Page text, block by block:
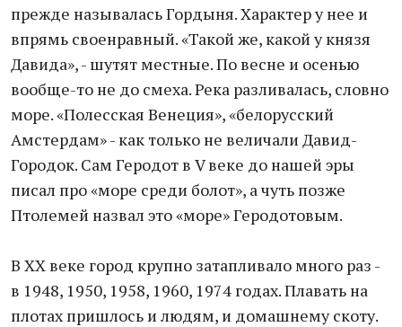
прежде называлась Гордыня. Характер у нее и
впрямь своенравный. «Такой же, какой у князя
Давида», - шутят местные. По весне и осенью
вообще-то не до смеха. Река разливалась, словно
море. «Полесская Венеция», «белорусский
Амстердам» - как только не величали Давид-
Городок. Сам Геродот в V веке до нашей эры
писал про «море среди болот», а чуть позже
Птолемей назвал это «море» Геродотовым.
В XX веке город крупно затапливало много раз -
в 1948, 1950, 1958, 1960, 1974 годах. Плавать на
плотах пришлось и людям, и домашнему скоту.